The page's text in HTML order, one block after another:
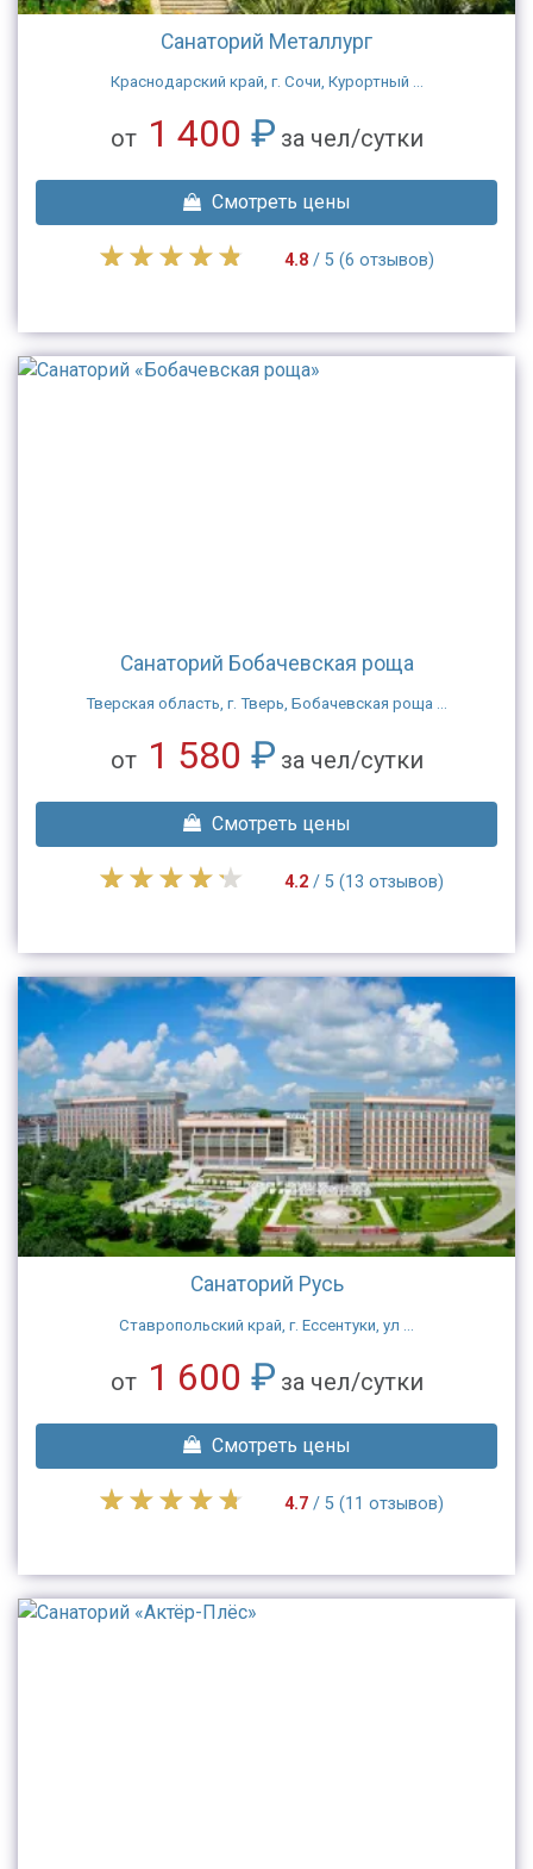
Санаторий Металлург
Краснодарский край, г. Сочи, Курортный ...
от 1 400 ₽ за чел/сутки
Смотреть цены
4.8/ 5 (6 отзывов)
Санаторий Бобачевская роща
Тверская область, г. Тверь, Бобачевская роща ...
от 1 580 ₽ за чел/сутки
Смотреть цены
4.2/ 5 (13 отзывов)
Санаторий Русь
Cтавропольский край, г. Ессентуки, ул ...
от 1 600 ₽ за чел/сутки
Смотреть цены
4.7/ 5 (11 отзывов)